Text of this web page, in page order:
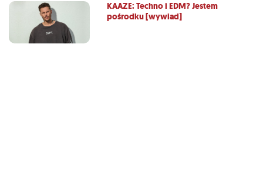
KAAZE: Techno i EDM? Jestem
pośrodku [wywiad]